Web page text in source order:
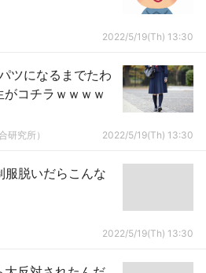
2022/5/19(Th) 13:30
ツになるまでたわ
コチラｗｗｗｗ
研究所） 2022/5/19(Th) 13:30
服脱いだらこんな
2022/5/19(Th) 13:30